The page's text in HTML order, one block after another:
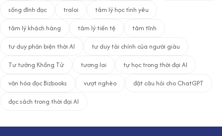
sống đĩnh đạc
traloi
tâm lý học tình yêu
tâm lý khách hàng
tâm lý tiền tệ
tâm tĩnh
tư duy phản biện thời AI
tư duy tài chính của người giàu
Tư tưởng Khổng Tử
tương lai
tự học trong thời đại AI
văn hóa đọc Bizbooks
vượt nghèo
đặt câu hỏi cho ChatGPT
đọc sách trong thời đại AI